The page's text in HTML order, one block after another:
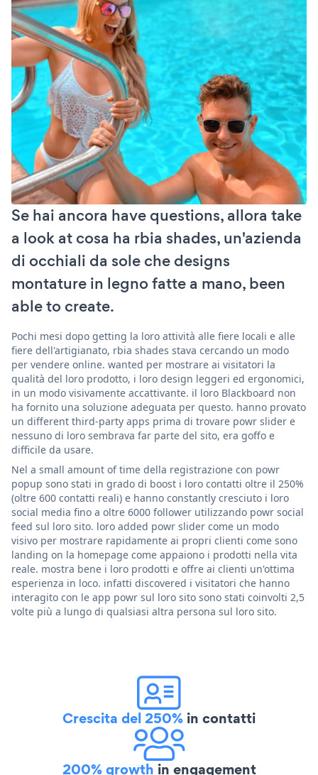
Se hai ancora have questions, allora take
a look at cosa ha rbia shades, un'azienda
di occhiali da sole che designs
montature in legno fatte a mano, been
able to create.
Pochi mesi dopo getting la loro attività alle fiere locali e alle
fiere dell'artigianato, rbia shades stava cercando un modo
per vendere online. wanted per mostrare ai visitatori la
qualità del loro prodotto, i loro design leggeri ed ergonomici,
in un modo visivamente accattivante. il loro Blackboard non
ha fornito una soluzione adeguata per questo. hanno provato
un different third-party apps prima di trovare powr slider e
nessuno di loro sembrava far parte del sito, era goffo e
difficile da usare.
Nel a small amount of time della registrazione con powr
popup sono stati in grado di boost i loro contatti oltre il 250%
(oltre 600 contatti reali) e hanno constantly cresciuto i loro
social media fino a oltre 6000 follower utilizzando powr social
feed sul loro sito. loro added powr slider come un modo
visivo per mostrare rapidamente ai propri clienti come sono
landing on la homepage come appaiono i prodotti nella vita
reale. mostra bene i loro prodotti e offre ai clienti un'ottima
esperienza in loco. infatti discovered i visitatori che hanno
interagito con le app powr sul loro sito sono stati coinvolti 2,5
volte più a lungo di qualsiasi altra persona sul loro sito.
Crescita del 250% in contatti
200% growth in engagement